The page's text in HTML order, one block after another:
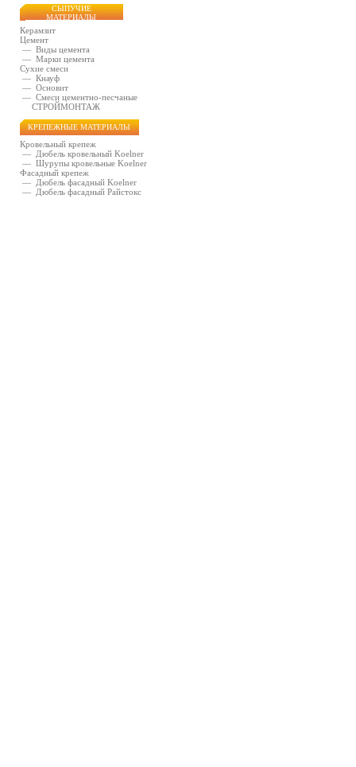
СЫПУЧИЕ
МАТЕРИАЛЫ
Керамзит
Цемент
— Виды цемента
— Марки цемента
Сухие смеси
— Кнауф
— Основит
— Смеси цементно-песчаные
СТРОЙМОНТАЖ
КРЕПЕЖНЫЕ МАТЕРИАЛЫ
Кровельный крепеж
— Дюбель кровельный Koelner
— Шурупы кровельные Koelner
Фасадный крепеж
— Дюбель фасадный Koelner
— Дюбель фасадный Райстокс